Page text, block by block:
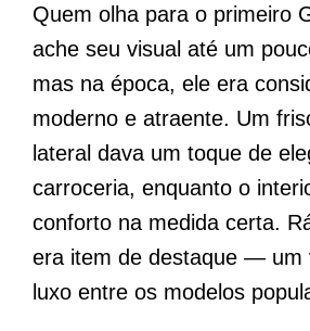
Quem olha para o primeiro
ache seu visual até um
mas na época, ele era
moderno e atraente. Um
lateral dava um toque de
carroceria, enquanto o
conforto na medida certa.
era item de destaque — um
luxo entre os modelos